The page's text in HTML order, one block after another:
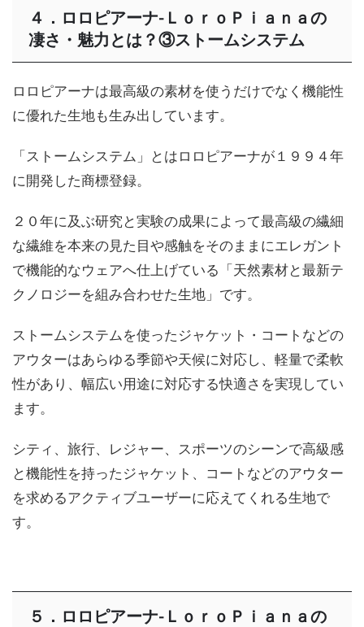
４．ロロピアーナ-ＬｏｒｏＰｉａｎａの
凄さ・魅力とは？③ストームシステム
ロロピアーナは最高級の素材を使うだけでなく機能性
に優れた生地も生み出しています。
「ストームシステム」とはロロピアーナが１９９４年
に開発した商標登録。
２０年に及ぶ研究と実験の成果によって最高級の繊細
な繊維を本来の見た目や感触をそのままにエレガント
で機能的なウェアへ仕上げている「天然素材と最新テ
クノロジーを組み合わせた生地」です。
ストームシステムを使ったジャケット・コートなどの
アウターはあらゆる季節や天候に対応し、軽量で柔軟
性があり、幅広い用途に対応する快適さを実現してい
ます。
シティ、旅行、レジャー、スポーツのシーンで高級感
と機能性を持ったジャケット、コートなどのアウター
を求めるアクティブユーザーに応えてくれる生地で
す。
５．ロロピアーナ-ＬｏｒｏＰｉａｎａの